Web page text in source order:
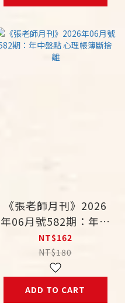
《張老師月刊》2026
年06月號582期：年中
盤點 心理帳簿斷捨離
NT$162
NT$180
ADD TO CART